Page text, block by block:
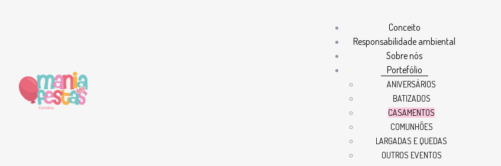
Conceito
Responsabilidade ambiental
Sobre nós
Portefólio
ANIVERSÁRIOS
BATIZADOS
CASAMENTOS
COMUNHÕES
LARGADAS E QUEDAS
OUTROS EVENTOS
Casamento da Sarah e do Rafael - Restaurante o Pingão
CASAMENTO DA SARAH E